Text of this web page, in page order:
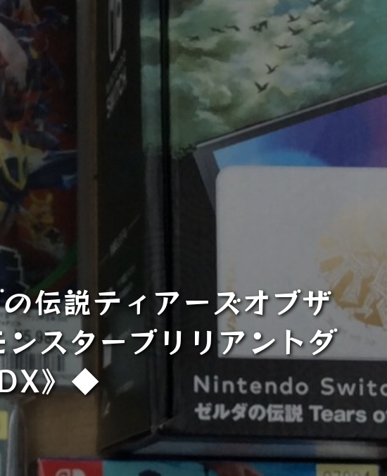
伝説ティアーズオブザ
スターブリリアントダ
》◆